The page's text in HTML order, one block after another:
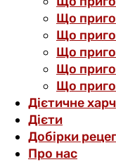
Що
Що
Що
Що
Що
Дієтичне
Дієти
Добірки
Про нас